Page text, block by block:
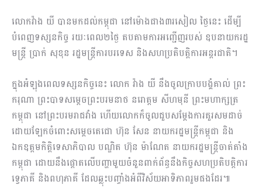
លោកវ៉ាង យី បានមកដល់កម្ពុជា នៅម៉ោងជាង៣រសៀល ថ្ងៃនេះ ដើម្បី
បំពេញទស្សនកិច្ច រយៈពេល២ថ្ងៃ តបតាមការអញ្ជើញរបស់ ឧបនាយករដ្ឋ
មន្ត្រី ប្រាក់ សុខុន រដ្ឋមន្រ្តីការបរទេស និងសហប្រតិបត្តិការអន្តរជាតិ។
ក្នុងអំឡុងពេលទស្សនកិច្ចនេះ លោក វ៉ាង យី នឹងចូលក្រាបបង្គំគាល់ ព្រះ
ករុណា ព្រះបាទសម្តេចព្រះបរមនាថ នរោត្តម សីហមុនី ព្រះមហាក្សត្រ
កម្ពុជា នៅព្រះបរមរាជវាំង ហើយលោកក៏ចូលជួបសម្តែងការគួរសមដាច់
ដោយឡែកចំពោះសម្តេចតេជោ ហ៊ុន សែន នាយករដ្ឋមន្រ្តីកម្ពុជា និង
ឯកឧត្ដមកិត្តិទេសាភិបាល បណ្ឌិត ហ៊ុន ម៉ាណែត នាយករដ្ឋមន្រ្តីចាត់តាំង
កម្ពុជា ដោយនឹងផ្តោតលើបញ្ហាមួយចំនួនពាក់ព័ន្ធនឹងកិច្ចសហប្រតិបត្តិការ
ទ្វេភាគី និងពហុភាគី ដែលឆ្លុះបញ្ចាំងអំពីវិស័យអាទិភាពរួមផងដែរ៕